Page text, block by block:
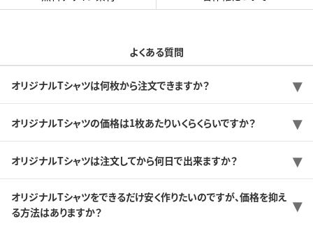
よくある質問
オリジナルTシャツは何枚から注文できますか？
オリジナルTシャツの価格は1枚あたりいくらくらいですか？
オリジナルTシャツは注文してから何日で出来ますか？
オリジナルTシャツをできるだけ安く作りたいのですが、価格を抑え
る方法はありますか？